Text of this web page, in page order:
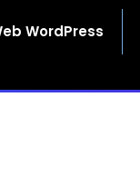
WordPress